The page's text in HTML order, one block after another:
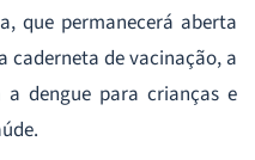
que permanecerá aberta
caderneta de vacinação, a
dengue para crianças e